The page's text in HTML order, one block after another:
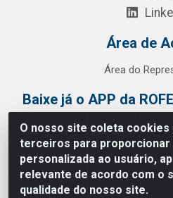
O nosso site coleta cookies
terceiros para proporcionar
personalizada ao usuário,
relevante de acordo com o
qualidade do nosso site.
Área de
Área do
Baixe já o APP da